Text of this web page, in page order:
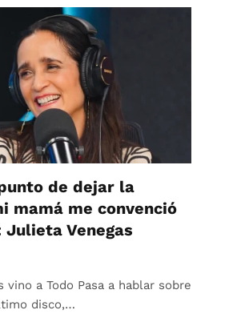
de dejar la
mamá me convenció
Julieta Venegas
vino a Todo Pasa a hablar sobre
disco,…